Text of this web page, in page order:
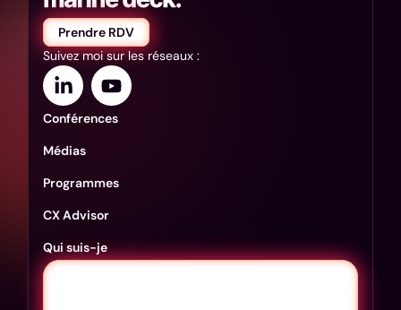
Prendre RDV
Suivez moi sur les réseaux :
Conférences
Médias
Programmes
CX Advisor
Qui suis-je